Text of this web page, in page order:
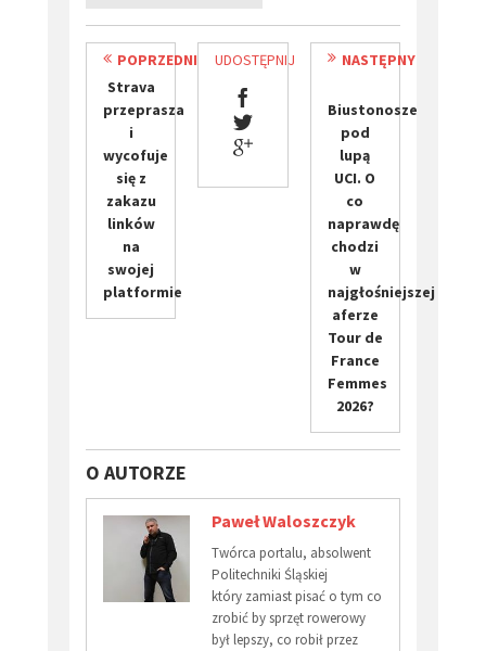
POPRZEDNI
​Strava
przeprasza
i
wycofuje
się z
zakazu
linków
na
swojej
platformie
UDOSTĘPNIJ
NASTĘPNY
Biustonosze
pod
lupą
UCI. O
co
naprawdę
chodzi
w
najgłośniejszej
aferze
Tour de
France
Femmes
2026?
O AUTORZE
Paweł Waloszczyk
Twórca portalu, absolwent
Politechniki Śląskiej
który zamiast pisać o tym co
zrobić by sprzęt rowerowy
był lepszy, co robił przez